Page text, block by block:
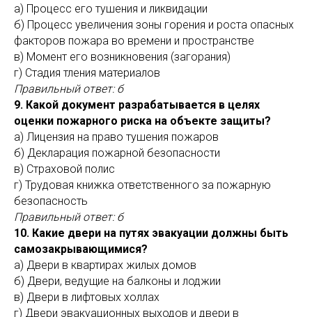
а) Процесс его тушения и ликвидации
б) Процесс увеличения зоны горения и роста опасных
факторов пожара во времени и пространстве
в) Момент его возникновения (загорания)
г) Стадия тления материалов
Правильный ответ: б
9. Какой документ разрабатывается в целях
оценки пожарного риска на объекте защиты?
а) Лицензия на право тушения пожаров
б) Декларация пожарной безопасности
в) Страховой полис
г) Трудовая книжка ответственного за пожарную
безопасность
Правильный ответ: б
10. Какие двери на путях эвакуации должны быть
самозакрывающимися?
а) Двери в квартирах жилых домов
б) Двери, ведущие на балконы и лоджии
в) Двери в лифтовых холлах
г) Двери эвакуационных выходов и двери в